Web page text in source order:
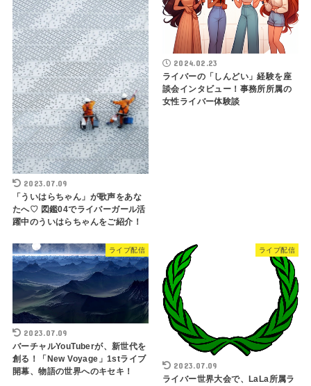
2023.07.09
「ういはらちゃん」が歌声をあな
たへ♡ 図鑑04でライバーガール活
躍中のういはらちゃんをご紹介！
2024.02.23
ライバーの「しんどい」経験を座
談会インタビュー！事務所所属の
女性ライバー体験談
ライブ配信
2023.07.09
バーチャルYouTuberが、新世代を
創る！「New Voyage」1stライブ
開幕、物語の世界へのキセキ！
ライブ配信
2023.07.09
ライバー世界大会で、LaLa所属ラ